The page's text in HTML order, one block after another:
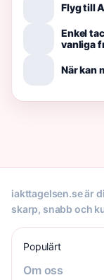
Flyg till
Enkel
vanliga
När kan
iakttagelsen.se är
skarp, snabb och
Populärt
Om oss